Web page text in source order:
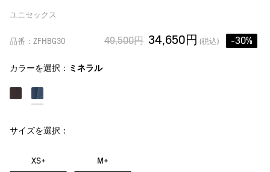
ユニセックス
品番：ZFHBG30 49,500円 34,650円 (税込) -30%
カラーを選択： ミネラル
サイズを選択：
XS+ M+